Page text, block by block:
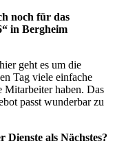
noch für das
in Bergheim
geht es um die
Tag viele einfache
haben. Das
passt wunderbar zu
Dienste als Nächstes?